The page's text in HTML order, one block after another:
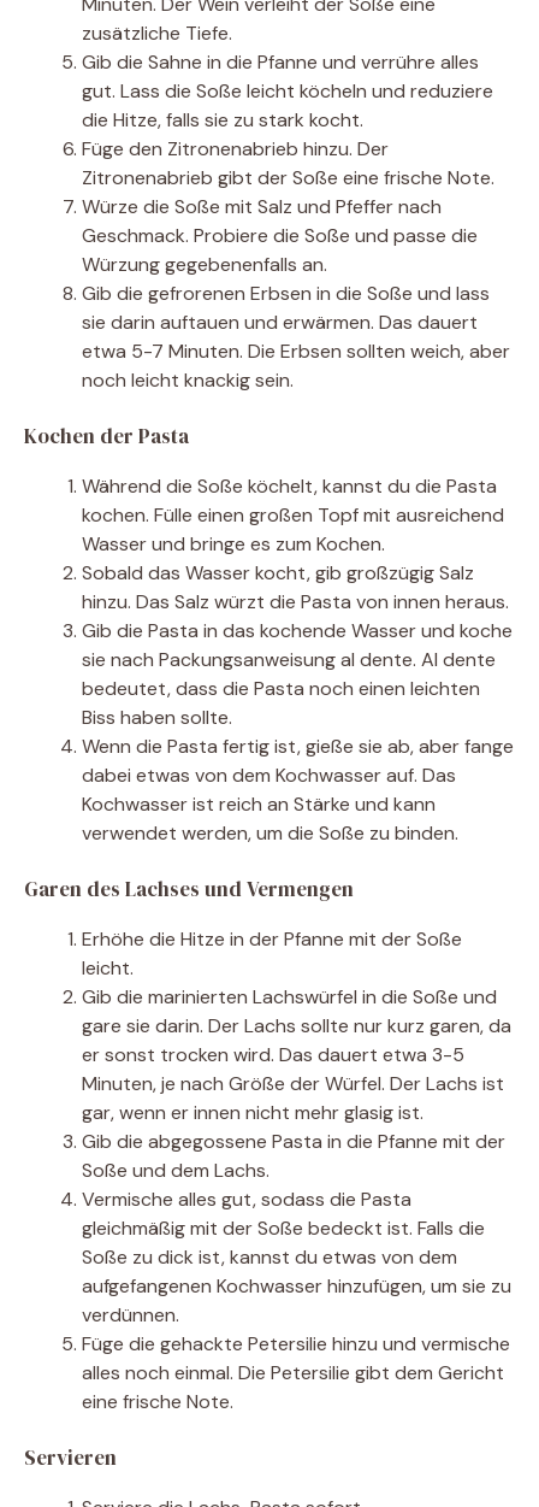
zusätzliche Tiefe.
Gib die Sahne in die Pfanne und verrühre alles
gut. Lass die Soße leicht köcheln und reduziere
die Hitze, falls sie zu stark kocht.
Füge den Zitronenabrieb hinzu. Der
Zitronenabrieb gibt der Soße eine frische Note.
Würze die Soße mit Salz und Pfeffer nach
Geschmack. Probiere die Soße und passe die
Würzung gegebenenfalls an.
Gib die gefrorenen Erbsen in die Soße und lass
sie darin auftauen und erwärmen. Das dauert
etwa 5-7 Minuten. Die Erbsen sollten weich, aber
noch leicht knackig sein.
Kochen der Pasta
Während die Soße köchelt, kannst du die Pasta
kochen. Fülle einen großen Topf mit ausreichend
Wasser und bringe es zum Kochen.
Sobald das Wasser kocht, gib großzügig Salz
hinzu. Das Salz würzt die Pasta von innen heraus.
Gib die Pasta in das kochende Wasser und koche
sie nach Packungsanweisung al dente. Al dente
bedeutet, dass die Pasta noch einen leichten
Biss haben sollte.
Wenn die Pasta fertig ist, gieße sie ab, aber fange
dabei etwas von dem Kochwasser auf. Das
Kochwasser ist reich an Stärke und kann
verwendet werden, um die Soße zu binden.
Garen des Lachses und Vermengen
Erhöhe die Hitze in der Pfanne mit der Soße
leicht.
Gib die marinierten Lachswürfel in die Soße und
gare sie darin. Der Lachs sollte nur kurz garen, da
er sonst trocken wird. Das dauert etwa 3-5
Minuten, je nach Größe der Würfel. Der Lachs ist
gar, wenn er innen nicht mehr glasig ist.
Gib die abgegossene Pasta in die Pfanne mit der
Soße und dem Lachs.
Vermische alles gut, sodass die Pasta
gleichmäßig mit der Soße bedeckt ist. Falls die
Soße zu dick ist, kannst du etwas von dem
aufgefangenen Kochwasser hinzufügen, um sie zu
verdünnen.
Füge die gehackte Petersilie hinzu und vermische
alles noch einmal. Die Petersilie gibt dem Gericht
eine frische Note.
Servieren